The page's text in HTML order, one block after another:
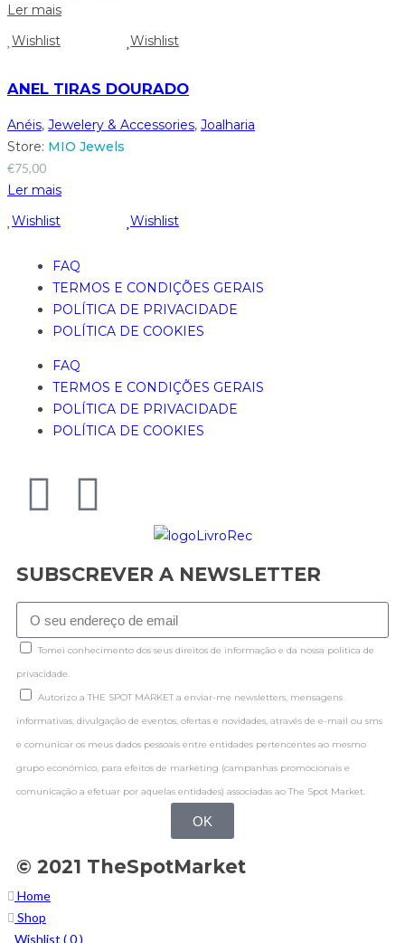
Ler mais
Wishlist
Wishlist
ANEL TIRAS DOURADO
Anéis, Jewelery & Accessories, Joalharia
Store: MIO Jewels
€75,00
Ler mais
Wishlist
Wishlist
FAQ
TERMOS E CONDIÇÕES GERAIS
POLÍTICA DE PRIVACIDADE
POLÍTICA DE COOKIES
FAQ
TERMOS E CONDIÇÕES GERAIS
POLÍTICA DE PRIVACIDADE
POLÍTICA DE COOKIES
SUBSCREVER A NEWSLETTER
Tomei conhecimento dos seus direitos de informação e da nossa politica de
privacidade.
Autorizo a THE SPOT MARKET a enviar-me newsletters, mensagens
informativas, divulgação de eventos, ofertas e novidades, através de e-mail ou sms
e comunicar os meus dados pessoais entre entidades pertencentes ao mesmo
grupo económico, para efeitos de marketing (campanhas promocionais e
comunicação a efetuar por aquelas entidades) associadas ao The Spot Market.
OK
© 2021 TheSpotMarket
Home
Shop
Wishlist (0)